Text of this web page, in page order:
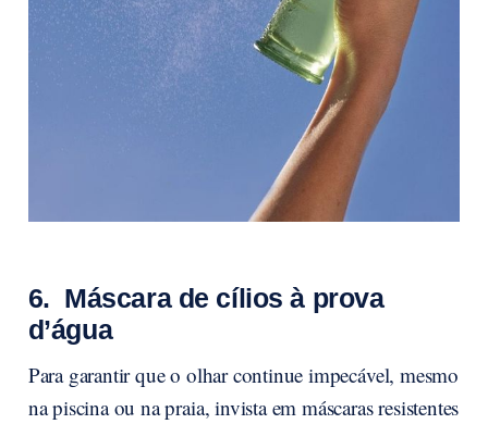
6. Máscara de cílios à prova
d’água
Para garantir que o olhar continue impecável, mesmo
na piscina ou na praia, invista em máscaras resistentes